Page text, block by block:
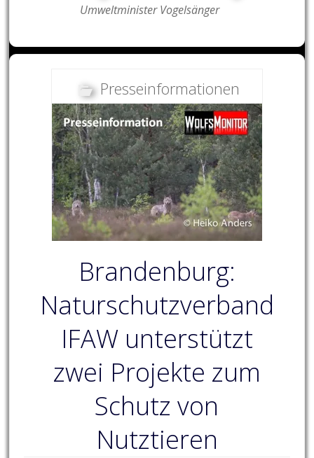
Umweltminister Vogelsänger
Presseinformationen
Brandenburg:
Naturschutzverband
IFAW unterstützt
zwei Projekte zum
Schutz von
Nutztieren